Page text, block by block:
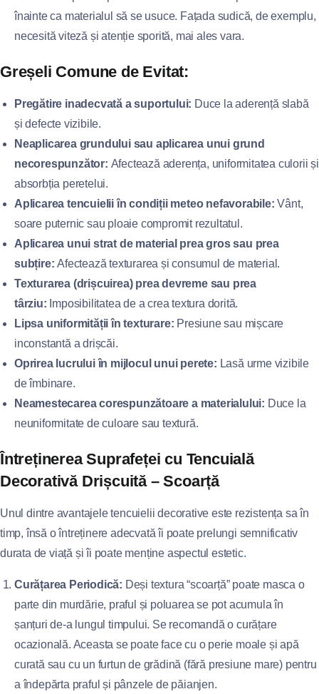
înainte ca materialul să se usuce. Fațada sudică, de exemplu,
necesită viteză și atenție sporită, mai ales vara.
Greșeli Comune de Evitat:
Pregătire inadecvată a suportului: Duce la aderență slabă
și defecte vizibile.
Neaplicarea grundului sau aplicarea unui grund
necorespunzător: Afectează aderența, uniformitatea culorii și
absorbția peretelui.
Aplicarea tencuielii în condiții meteo nefavorabile: Vânt,
soare puternic sau ploaie compromit rezultatul.
Aplicarea unui strat de material prea gros sau prea
subțire: Afectează texturarea și consumul de material.
Texturarea (drișcuirea) prea devreme sau prea
târziu: Imposibilitatea de a crea textura dorită.
Lipsa uniformității în texturare: Presiune sau mișcare
inconstantă a drișcăi.
Oprirea lucrului în mijlocul unui perete: Lasă urme vizibile
de îmbinare.
Neamestecarea corespunzătoare a materialului: Duce la
neuniformitate de culoare sau textură.
Întreținerea Suprafeței cu Tencuială
Decorativă Drișcuită – Scoarță
Unul dintre avantajele tencuielii decorative este rezistența sa în
timp, însă o întreținere adecvată îi poate prelungi semnificativ
durata de viață și îi poate menține aspectul estetic.
Curățarea Periodică: Deși textura “scoarță” poate masca o
parte din murdărie, praful și poluarea se pot acumula în
șanțuri de-a lungul timpului. Se recomandă o curățare
ocazională. Aceasta se poate face cu o perie moale și apă
curată sau cu un furtun de grădină (fără presiune mare) pentru
a îndepărta praful și pânzele de păianjen.